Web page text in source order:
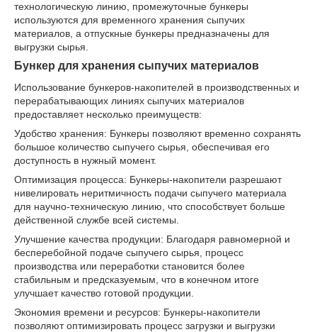
технологическую линию, промежуточные бункеры
используются для временного хранения сыпучих
материалов, а отпускные бункеры предназначены для
выгрузки сырья.
Бункер для хранения сыпучих материалов
Использование бункеров-накопителей в производственных и
перерабатывающих линиях сыпучих материалов
предоставляет несколько преимуществ:
Удобство хранения: Бункеры позволяют временно сохранять
большое количество сыпучего сырья, обеспечивая его
доступность в нужный момент.
Оптимизация процесса: Бункеры-накопители разрешают
нивелировать неритмичность подачи сыпучего материала
для научно-техническую линию, что способствует больше
действенной службе всей системы.
Улучшение качества продукции: Благодаря равномерной и
бесперебойной подаче сыпучего сырья, процесс
производства или переработки становится более
стабильным и предсказуемым, что в конечном итоге
улучшает качество готовой продукции.
Экономия времени и ресурсов: Бункеры-накопители
позволяют оптимизировать процесс загрузки и выгрузки